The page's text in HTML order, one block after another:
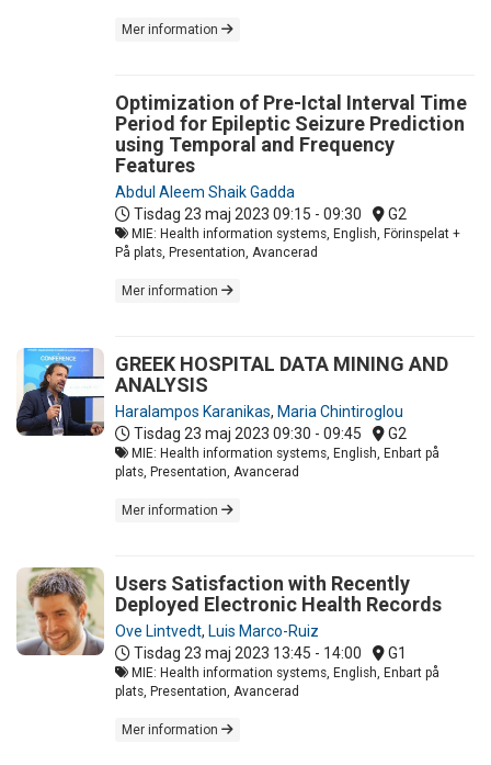
Mer information
Optimization of Pre-Ictal Interval Time
Period for Epileptic Seizure Prediction
using Temporal and Frequency
Features
Abdul Aleem Shaik Gadda
Tisdag 23 maj 2023 09:15 - 09:30 G2
MIE: Health information systems, English, Förinspelat +
På plats, Presentation, Avancerad
Mer information
GREEK HOSPITAL DATA MINING AND
ANALYSIS
Haralampos Karanikas, Maria Chintiroglou
Tisdag 23 maj 2023 09:30 - 09:45 G2
MIE: Health information systems, English, Enbart på
plats, Presentation, Avancerad
Mer information
Users Satisfaction with Recently
Deployed Electronic Health Records
Ove Lintvedt, Luis Marco-Ruiz
Tisdag 23 maj 2023 13:45 - 14:00 G1
MIE: Health information systems, English, Enbart på
plats, Presentation, Avancerad
Mer information